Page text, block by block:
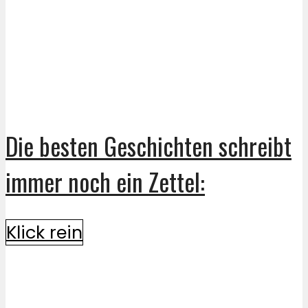
Die besten Geschichten schreibt
immer noch ein Zettel:
Klick rein